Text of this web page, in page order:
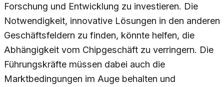
Forschung und Entwicklung zu investieren. Die
Notwendigkeit, innovative Lösungen in den anderen
Geschäftsfeldern zu finden, könnte helfen, die
Abhängigkeit vom Chipgeschäft zu verringern. Die
Führungskräfte müssen dabei auch die
Marktbedingungen im Auge behalten und